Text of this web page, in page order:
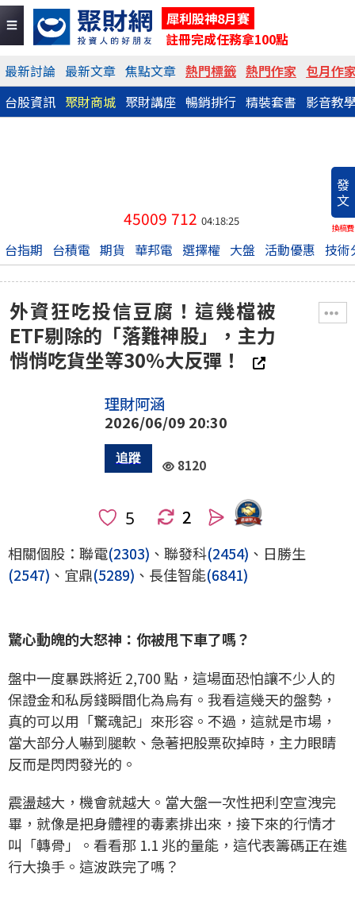
犀利股神8月賽
註冊完成任務拿100點
最新討論 最新文章 焦點文章 熱門標籤 熱門作家 包月作
台股資訊 聚財商城 聚財講座 暢銷排行 精裝套書 影音教
發
文
換稿費
45009 712 04:18:25
台指期 台積電 期貨 華邦電 選擇權 大盤 活動優惠 技術
外資狂吃投信豆腐！這幾檔被
ETF剔除的「落難神股」，主力
悄悄吃貨坐等30%大反彈！
理財阿涵
2026/06/09 20:30
8120
2
相關個股：聯電(2303) 、聯發科(2454) 、日勝生
(2547) 、宜鼎(5289) 、長佳智能(6841)
驚心動魄的大怒神：你被甩下車了嗎？
盤中一度暴跌將近 2,700 點，這場面恐怕讓不少人的
保證金和私房錢瞬間化為烏有。我看這幾天的盤勢，
真的可以用「驚魂記」來形容。不過，這就是市場，
當大部分人嚇到腿軟、急著把股票砍掉時，主力眼睛
反而是閃閃發光的。
震盪越大，機會就越大。當大盤一次性把利空宣洩完
畢，就像是把身體裡的毒素排出來，接下來的行情才
叫「轉骨」。看看那 1.1 兆的量能，這代表籌碼正在進
行大換手。這波跌完了嗎？